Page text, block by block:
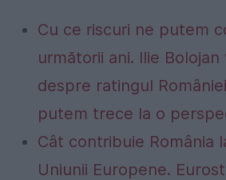
Cu ce riscuri ne putem
următorii ani. Ilie
despre ratingul
putem trece la o
Cât contribuie România
Uniunii Europene.